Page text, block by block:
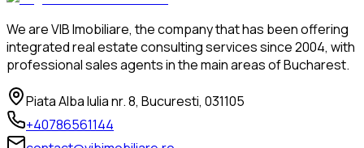
We are VIB Imobiliare, the company that has been offering
integrated real estate consulting services since 2004, with
professional sales agents in the main areas of Bucharest.
Piata Alba Iulia nr. 8, Bucuresti, 031105
+40786561144